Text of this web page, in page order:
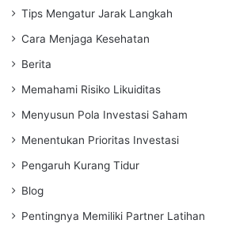
Tips Mengatur Jarak Langkah
Cara Menjaga Kesehatan
Berita
Memahami Risiko Likuiditas
Menyusun Pola Investasi Saham
Menentukan Prioritas Investasi
Pengaruh Kurang Tidur
Blog
Pentingnya Memiliki Partner Latihan